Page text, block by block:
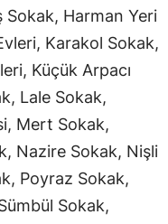
Sokak, Harman Yeri
Karakol Sokak,
Küçük Arpacı
Lale Sokak,
Mert Sokak,
Nazire Sokak, Nişli
Poyraz Sokak,
Sokak,